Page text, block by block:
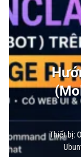
Thiết bị: